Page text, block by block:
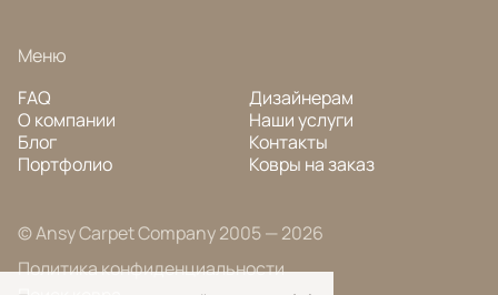
Меню
FAQ
О компании
Блог
Портфолио
Дизайнерам
Наши услуги
Контакты
Ковры на заказ
© Ansy Carpet Company 2005 — 2026
Политика конфиденциальности